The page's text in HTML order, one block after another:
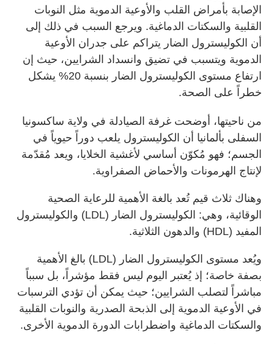
الإصابة بأمراض القلب والأوعية الدموية مثل النوبات
القلبية والسكتات الدماغية. ويرجع السبب في ذلك إلى
أن الكوليسترول الضار يتراكم على جدران الأوعية
الدموية ويتسبب في تضيق وانسداد الشرايين، حيث إن
ارتفاع مستوى الكوليسترول الضار بنسبة 20% يشكل
خطراً على الصحة.
من ناحيتها، أوضحت غرفة الصيادلة في ولاية ساكسونيا
السفلى بألمانيا أن الكوليسترول يلعب دوراً حيوياً في
الجسم؛ فهو مُكوّن أساسي لأغشية الخلايا، ويعد مُقدّمة
لإنتاج الهرمونات والأحماض الصفراوية.
وهناك ثلاث قيم تُعد بالغة الأهمية للرعاية الصحية
الوقائية، وهي: الكوليسترول الضار (LDL) والكوليسترول
المفيد (HDL) والدهون الثلاثية.
ويُعد مستوى الكوليسترول الضار (LDL) بالغ الأهمية
بصفة خاصة؛ إذ يُعتبر اليوم ليس فقط مؤشراً، بل سبباً
مباشراً لتصلب الشرايين؛ حيث يمكن أن تؤدي الترسبات
في الأوعية الدموية إلى الذبحة الصدرية والنوبات القلبية
والسكتات الدماغية واضطرابات الدورة الدموية الأخرى.